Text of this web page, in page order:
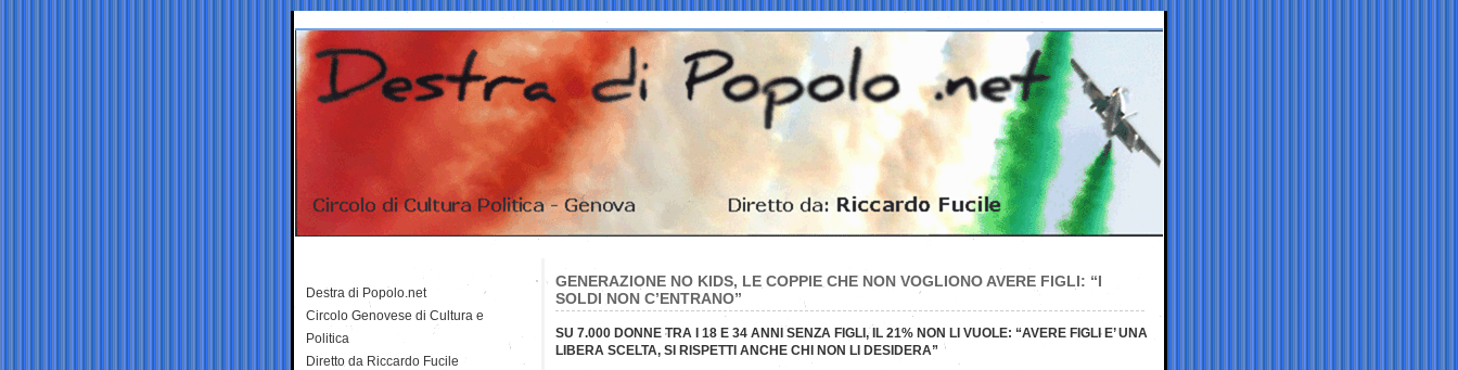
GENERAZIONE NO KIDS, LE COPPIE CHE NON VOGLIONO AVERE FIGLI: “I
SOLDI NON C’ENTRANO”
SU 7.000 DONNE TRA I 18 E 34 ANNI SENZA FIGLI, IL 21% NON LI VUOLE: “AVERE FIGLI E’ UNA
LIBERA SCELTA, SI RISPETTI ANCHE CHI NON LI DESIDERA”
Destra di Popolo.net
Circolo Genovese di Cultura e
Politica
Diretto da Riccardo Fucile